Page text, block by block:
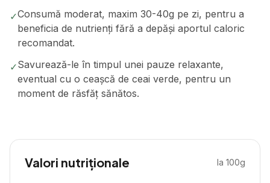
✓Consumă moderat, maxim 30-40g pe zi, pentru a
beneficia de nutrienți fără a depăși aportul caloric
recomandat.
✓Savurează-le în timpul unei pauze relaxante,
eventual cu o ceașcă de ceai verde, pentru un
moment de răsfăț sănătos.
Valori nutriționale la 100g